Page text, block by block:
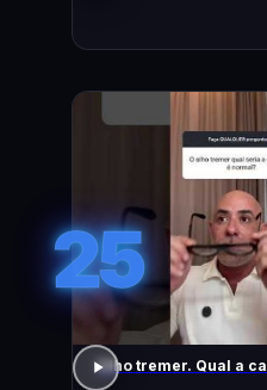
25
Olho tremer. Qual a